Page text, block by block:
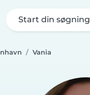
Start din søgning
Vania